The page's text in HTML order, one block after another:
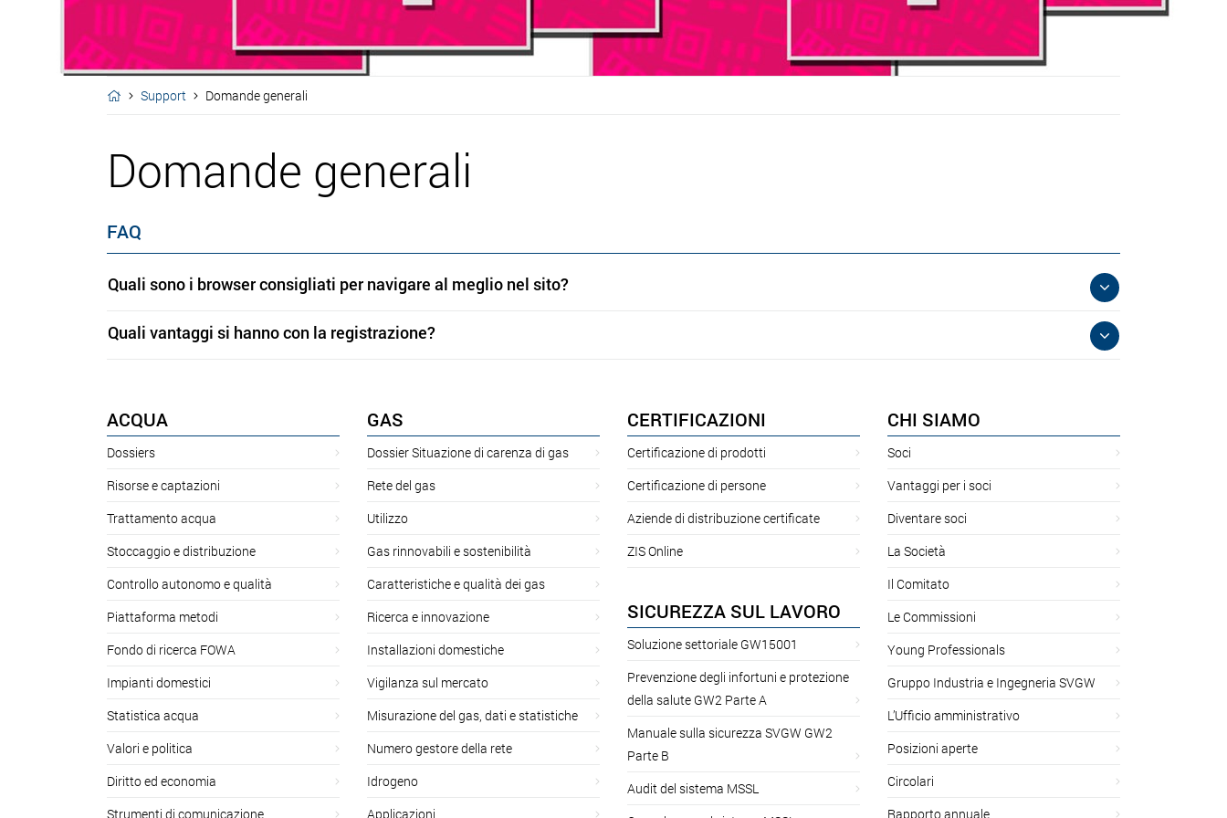
Support Domande generali
Domande generali
FAQ
Quali sono i browser consigliati per navigare al meglio nel sito?
Quali vantaggi si hanno con la registrazione?
ACQUA
Dossiers
Risorse e captazioni
Trattamento acqua
Stoccaggio e distribuzione
Controllo autonomo e qualità
Piattaforma metodi
Fondo di ricerca FOWA
Impianti domestici
Statistica acqua
Valori e politica
Diritto ed economia
Strumenti di comunicazione
GAS
Dossier Situazione di carenza di gas
Rete del gas
Utilizzo
Gas rinnovabili e sostenibilità
Caratteristiche e qualità dei gas
Ricerca e innovazione
Installazioni domestiche
Vigilanza sul mercato
Misurazione del gas, dati e statistiche
Numero gestore della rete
Idrogeno
Applicazioni
CERTIFICAZIONI
Certificazione di prodotti
Certificazione di persone
Aziende di distribuzione certificate
ZIS Online
SICUREZZA SUL LAVORO
Soluzione settoriale GW15001
Prevenzione degli infortuni e protezione
della salute GW2 Parte A
Manuale sulla sicurezza SVGW GW2
Parte B
Audit del sistema MSSL
CHI SIAMO
Soci
Vantaggi per i soci
Diventare soci
La Società
Il Comitato
Le Commissioni
Young Professionals
Gruppo Industria e Ingegneria SVGW
L’Ufficio amministrativo
Posizioni aperte
Circolari
Rapporto annuale